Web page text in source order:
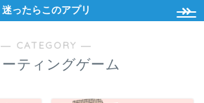
迷ったらこのアプリ
― CATEGORY ―
ティングゲーム